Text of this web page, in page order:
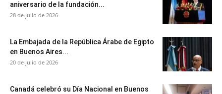
aniversario de la fundación...
28 de julio de 2026
La Embajada de la República Árabe de Egipto
en Buenos Aires...
20 de julio de 2026
Canadá celebró su Día Nacional en Buenos